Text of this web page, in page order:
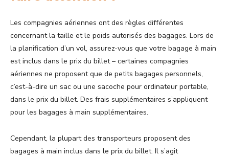
Les compagnies aériennes ont des règles différentes
concernant la taille et le poids autorisés des bagages. Lors de
la planification d’un vol, assurez-vous que votre bagage à main
est inclus dans le prix du billet – certaines compagnies
aériennes ne proposent que de petits bagages personnels,
c’est-à-dire un sac ou une sacoche pour ordinateur portable,
dans le prix du billet. Des frais supplémentaires s’appliquent
pour les bagages à main supplémentaires.
Cependant, la plupart des transporteurs proposent des
bagages à main inclus dans le prix du billet. Il s’agit